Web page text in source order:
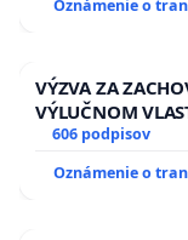
Oznámenie o
VÝZVA ZA
VÝLUČNOM
SLOVENSKEJ
kanálov na
606 podpisov
Oznámenie o